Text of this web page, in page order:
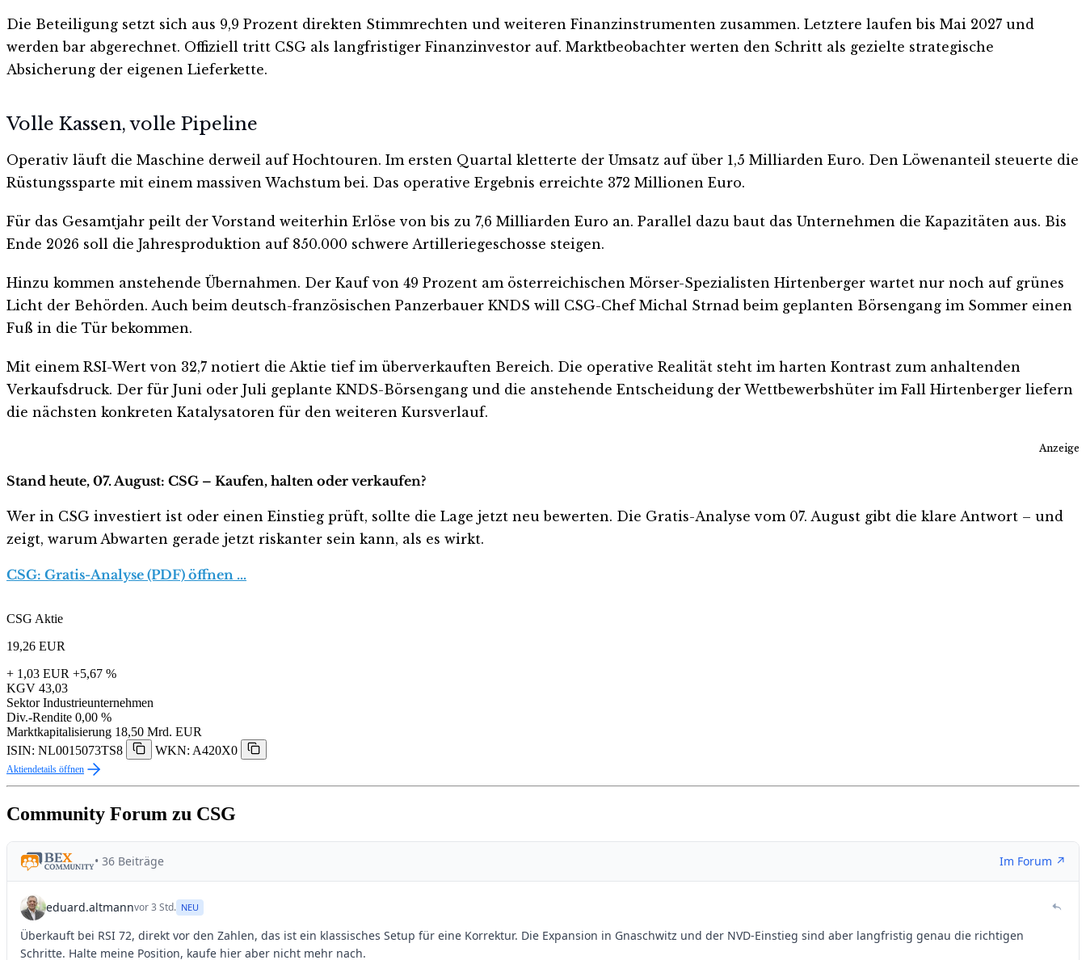
Die Beteiligung setzt sich aus 9,9 Prozent direkten Stimmrechten und weiteren Finanzinstrumenten zusammen. Letztere laufen bis Mai 2027 und
werden bar abgerechnet. Offiziell tritt CSG als langfristiger Finanzinvestor auf. Marktbeobachter werten den Schritt als gezielte strategische
Absicherung der eigenen Lieferkette.
Volle Kassen, volle Pipeline
Operativ läuft die Maschine derweil auf Hochtouren. Im ersten Quartal kletterte der Umsatz auf über 1,5 Milliarden Euro. Den Löwenanteil steuerte die
Rüstungssparte mit einem massiven Wachstum bei. Das operative Ergebnis erreichte 372 Millionen Euro.
Für das Gesamtjahr peilt der Vorstand weiterhin Erlöse von bis zu 7,6 Milliarden Euro an. Parallel dazu baut das Unternehmen die Kapazitäten aus. Bis
Ende 2026 soll die Jahresproduktion auf 850.000 schwere Artilleriegeschosse steigen.
Hinzu kommen anstehende Übernahmen. Der Kauf von 49 Prozent am österreichischen Mörser-Spezialisten Hirtenberger wartet nur noch auf grünes
Licht der Behörden. Auch beim deutsch-französischen Panzerbauer KNDS will CSG-Chef Michal Strnad beim geplanten Börsengang im Sommer einen
Fuß in die Tür bekommen.
Mit einem RSI-Wert von 32,7 notiert die Aktie tief im überverkauften Bereich. Die operative Realität steht im harten Kontrast zum anhaltenden
Verkaufsdruck. Der für Juni oder Juli geplante KNDS-Börsengang und die anstehende Entscheidung der Wettbewerbshüter im Fall Hirtenberger liefern
die nächsten konkreten Katalysatoren für den weiteren Kursverlauf.
Anzeige
Stand heute, 07. August: CSG – Kaufen, halten oder verkaufen?
Wer in CSG investiert ist oder einen Einstieg prüft, sollte die Lage jetzt neu bewerten. Die Gratis-Analyse vom 07. August gibt die klare Antwort – und
zeigt, warum Abwarten gerade jetzt riskanter sein kann, als es wirkt.
CSG: Gratis-Analyse (PDF) öffnen …
CSG Aktie
19,26 EUR
+ 1,03 EUR +5,67 %
KGV 43,03
Sektor Industrieunternehmen
Div.-Rendite 0,00 %
Marktkapitalisierung 18,50 Mrd. EUR
ISIN: NL0015073TS8
WKN: A420X0
Aktiendetails öffnen
Community Forum zu CSG